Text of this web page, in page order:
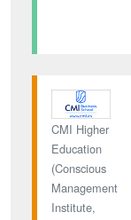
CMI Higher
Education
(Conscious
Management
Institute,